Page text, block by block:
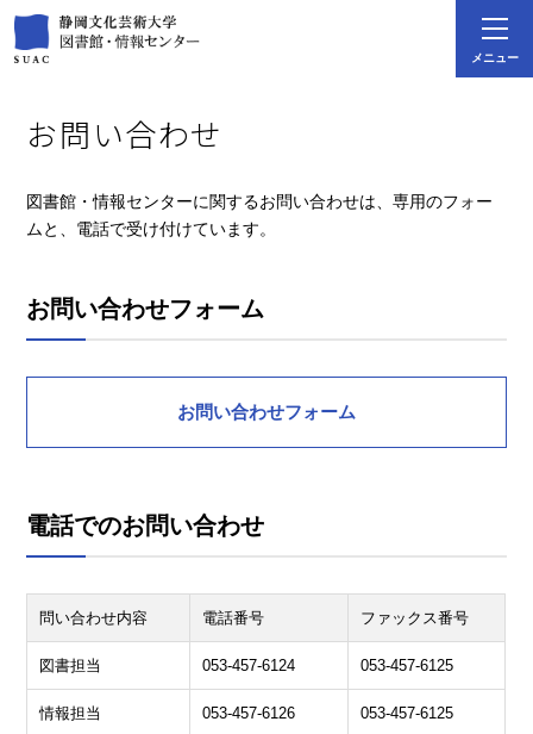
メニュー
お問い合わせ
図書館・情報センターに関するお問い合わせは、専用のフォー
ムと、電話で受け付けています。
お問い合わせフォーム
お問い合わせフォーム
電話でのお問い合わせ
問い合わせ内容 電話番号 ファックス番号
図書担当 053-457-6124 053-457-6125
情報担当 053-457-6126 053-457-6125